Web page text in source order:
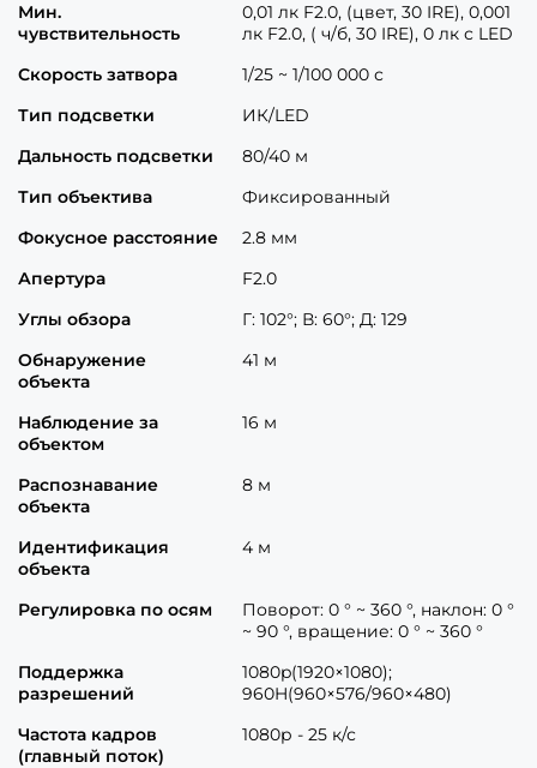
Мин.
чувствительность
0,01 лк F2.0, (цвет, 30 IRE), 0,001
лк F2.0, ( ч/б, 30 IRE), 0 лк с LED
Скорость затвора
1/25 ~ 1/100 000 с
Тип подсветки
ИК/LED
Дальность подсветки
80/40 м
Тип объектива
Фиксированный
Фокусное расстояние
2.8 мм
Апертура
F2.0
Углы обзора
Г: 102°; В: 60°; Д: 129
Обнаружение
объекта
41 м
Наблюдение за
объектом
16 м
Распознавание
объекта
8 м
Идентификация
объекта
4 м
Регулировка по осям
Поворот: 0 ° ~ 360 °, наклон: 0 °
~ 90 °, вращение: 0 ° ~ 360 °
Поддержка
разрешений
1080p(1920×1080);
960H(960×576/960×480)
Частота кадров
(главный поток)
1080р - 25 к/с